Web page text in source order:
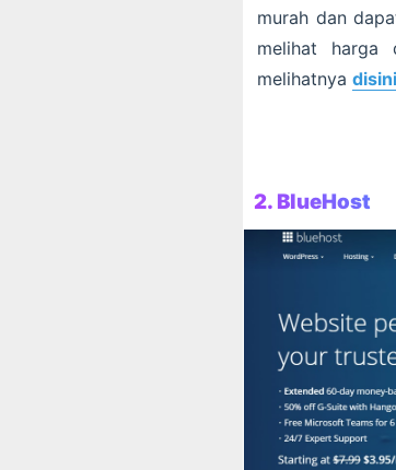
murah dan
melihat harga
melihatnya disini
2. BlueHost